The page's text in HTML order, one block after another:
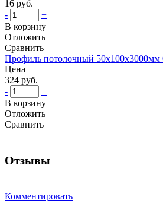
16 руб.
-
+
В корзину
Отложить
Сравнить
Профиль потолочный 50х100х3000мм
Цена
324 руб.
-
+
В корзину
Отложить
Сравнить
Отзывы
Комментировать